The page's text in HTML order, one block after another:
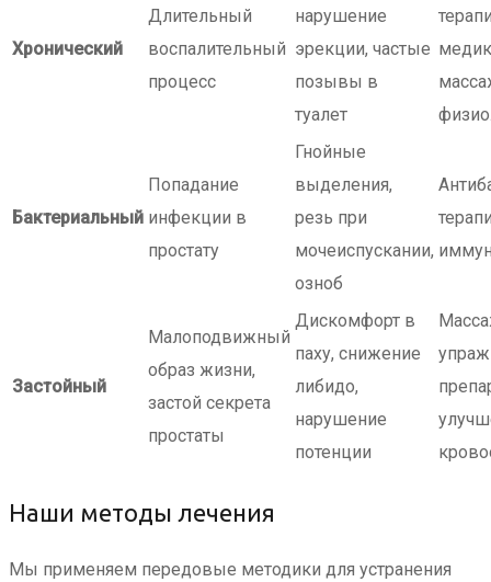
Хронический
Длительный
воспалительный
процесс
нарушение
эрекции, частые
позывы в
туалет
Бактериальный
Попадание
инфекции в
простату
Гнойные
выделения,
резь при
мочеиспускании,
озноб
Застойный
Малоподвижный
образ жизни,
застой секрета
простаты
Дискомфорт в
паху, снижение
либидо,
нарушение
потенции
Наши методы лечения
Мы применяем передовые методики для устранения